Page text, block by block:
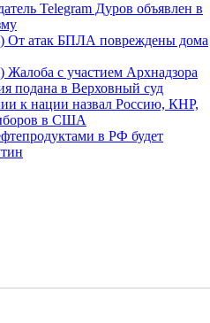
Telegram Дуров объявлен в
От атак БПЛА повреждены дома
Жалоба с участием Архнадзора
подана в Верховный суд
к нации назвал Россию, КНР,
в США
в РФ будет